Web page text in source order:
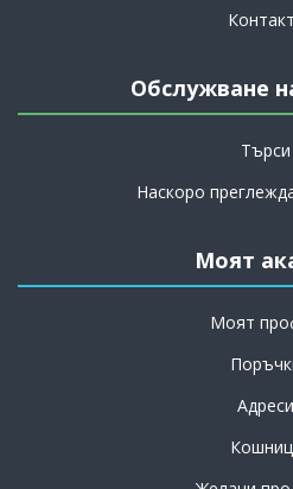
Обслужване
Търси
Наскоро
Моят
Моят
Адреси